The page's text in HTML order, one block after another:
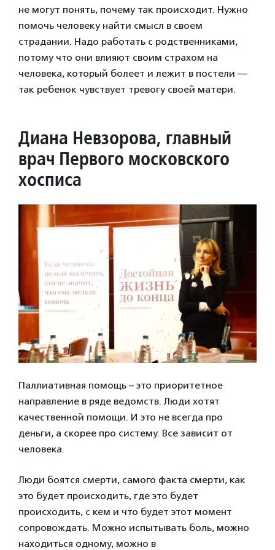
не могут понять, почему так происходит. Нужно
помочь человеку найти смысл в своем
страдании. Надо работать с родственниками,
потому что они влияют своим страхом на
человека, который болеет и лежит в постели —
так ребенок чувствует тревогу своей матери.
Диана Невзорова, главный
врач Первого московского
хосписа
Паллиативная помощь – это приоритетное
направление в ряде ведомств. Люди хотят
качественной помощи. И это не всегда про
деньги, а скорее про систему. Все зависит от
человека.
Люди боятся смерти, самого факта смерти, как
это будет происходить, где это будет
происходить, с кем и что будет этот момент
сопровождать. Можно испытывать боль, можно
находиться одному, можно в